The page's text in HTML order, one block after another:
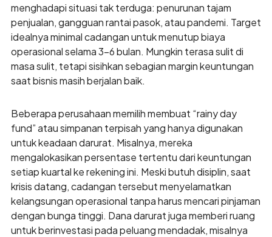
menghadapi situasi tak terduga: penurunan tajam
penjualan, gangguan rantai pasok, atau pandemi. Target
idealnya minimal cadangan untuk menutup biaya
operasional selama 3–6 bulan. Mungkin terasa sulit di
masa sulit, tetapi sisihkan sebagian margin keuntungan
saat bisnis masih berjalan baik.
Beberapa perusahaan memilih membuat “rainy day
fund” atau simpanan terpisah yang hanya digunakan
untuk keadaan darurat. Misalnya, mereka
mengalokasikan persentase tertentu dari keuntungan
setiap kuartal ke rekening ini. Meski butuh disiplin, saat
krisis datang, cadangan tersebut menyelamatkan
kelangsungan operasional tanpa harus mencari pinjaman
dengan bunga tinggi. Dana darurat juga memberi ruang
untuk berinvestasi pada peluang mendadak, misalnya